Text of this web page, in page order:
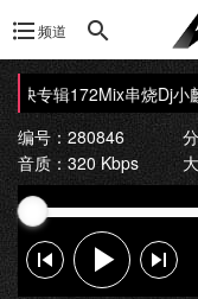
频道
快专辑172Mix串烧Dj小
编号：280846
音质：320 Kbps